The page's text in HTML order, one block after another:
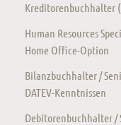
Kreditorenbuchhalter
Human Resources
Home Office-Option
Bilanzbuchhalter /
DATEV-Kenntnissen
Debitorenbuchhalter /